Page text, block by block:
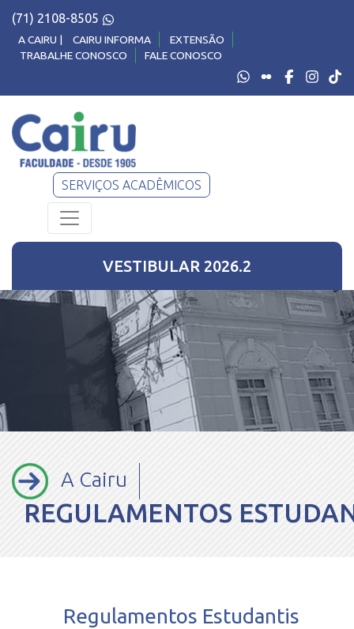
(71) 2108-8505
A CAIRU | CAIRU INFORMA
EXTENSÃO
TRABALHE CONOSCO
FALE CONOSCO
SERVIÇOS ACADÊMICOS
VESTIBULAR 2026.2
A Cairu
REGULAMENTOS
Regulamentos Estudantis